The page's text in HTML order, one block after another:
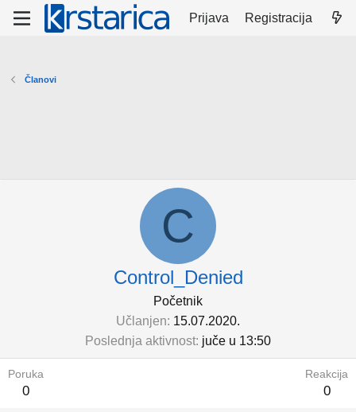
Prijava Registracija
Članovi
C
Control_Denied
Početnik
Učlanjen 15.07.2020.
Poslednja aktivnost juče u 13:50
Poruka
0
Reakcija
0